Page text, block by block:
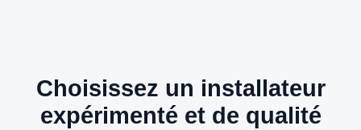
Choisissez un installateur
expérimenté et de qualité